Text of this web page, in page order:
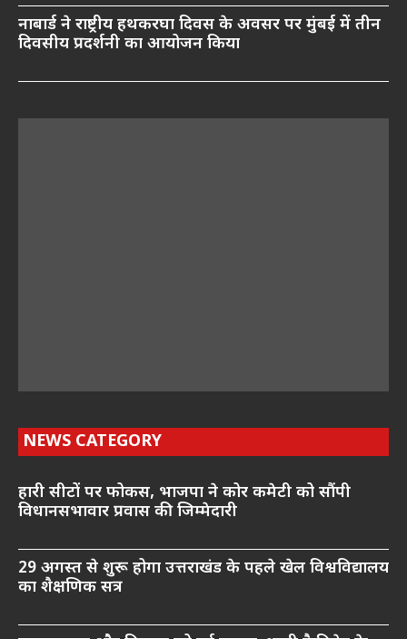
नाबार्ड ने राष्ट्रीय हथकरघा दिवस के अवसर पर मुंबई में तीन
दिवसीय प्रदर्शनी का आयोजन किया
NEWS CATEGORY
हारी सीटों पर फोकस, भाजपा ने कोर कमेटी को सौंपी
विधानसभावार प्रवास की जिम्मेदारी
29 अगस्त से शुरू होगा उत्तराखंड के पहले खेल विश्वविद्यालय
का शैक्षणिक सत्र